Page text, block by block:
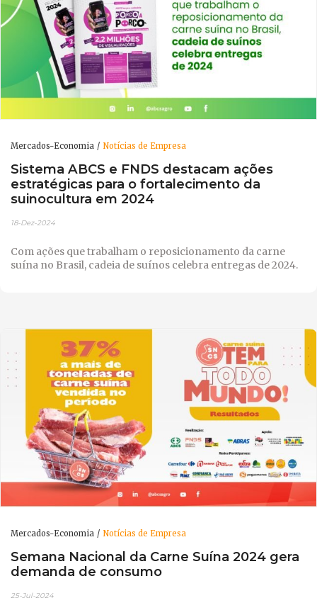
Mercados-Economia Notícias de Empresa
Sistema ABCS e FNDS destacam ações
estratégicas para o fortalecimento da
suinocultura em 2024
18-Dez-2024
Com ações que trabalham o reposicionamento da carne
suína no Brasil, cadeia de suínos celebra entregas de 2024.
Mercados-Economia Notícias de Empresa
Semana Nacional da Carne Suína 2024 gera
demanda de consumo
25-Jul-2024